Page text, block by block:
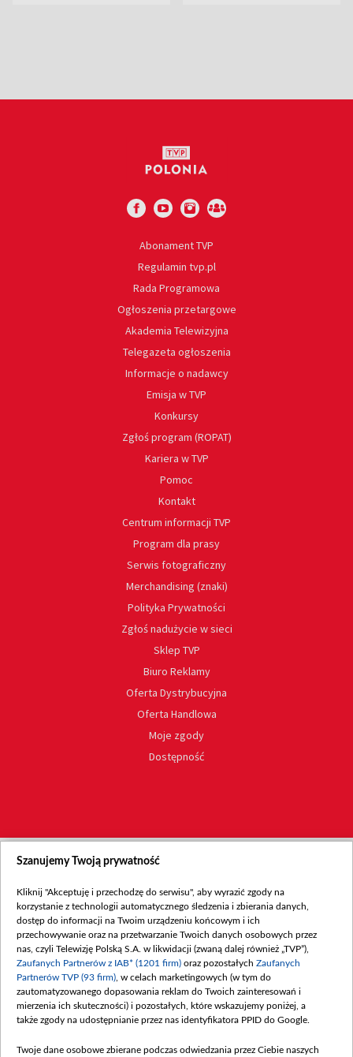
Abonament TVP
Regulamin tvp.pl
Rada Programowa
Ogłoszenia przetargowe
Akademia Telewizyjna
Telegazeta ogłoszenia
Informacje o nadawcy
Emisja w TVP
Konkursy
Zgłoś program (ROPAT)
Kariera w TVP
Pomoc
Kontakt
Centrum informacji TVP
Program dla prasy
Serwis fotograficzny
Merchandising (znaki)
Polityka Prywatności
Zgłoś nadużycie w sieci
Sklep TVP
Biuro Reklamy
Oferta Dystrybucyjna
Oferta Handlowa
Moje zgody
Dostępność
Szanujemy Twoją prywatność
Kliknij "Akceptuję i przechodzę do serwisu", aby wyrazić zgody na
korzystanie z technologii automatycznego śledzenia i zbierania danych,
dostęp do informacji na Twoim urządzeniu końcowym i ich
przechowywanie oraz na przetwarzanie Twoich danych osobowych przez
nas, czyli Telewizję Polską S.A. w likwidacji (zwaną dalej również „TVP”),
Zaufanych Partnerów z IAB* (1201 firm) oraz pozostałych Zaufanych
Partnerów TVP (93 firm) , w celach marketingowych (w tym do
zautomatyzowanego dopasowania reklam do Twoich zainteresowań i
mierzenia ich skuteczności) i pozostałych, które wskazujemy poniżej, a
także zgody na udostępnianie przez nas identyfikatora PPID do Google.
Twoje dane osobowe zbierane podczas odwiedzania przez Ciebie naszych